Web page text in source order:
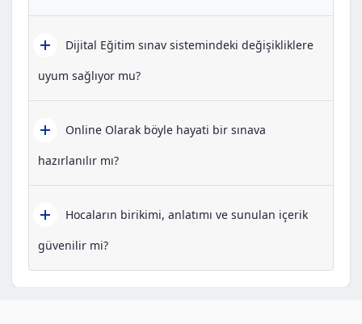
uyum sağlıyor mu?
hazırlanılır mı?
güvenilir mi?